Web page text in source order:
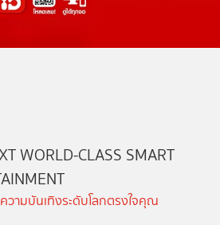
WORLD-CLASS SMART
ามบันเทิงระดับโลกตรงใจคุณ